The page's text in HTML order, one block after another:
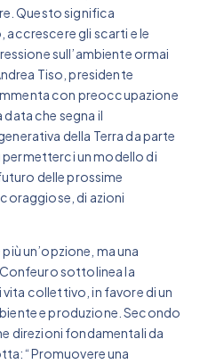
Questo significa
gli scarti e le
sull’ambiente ormai
Tiso, presidente
con preoccupazione
che segna il
della Terra da parte
permetterci un modello di
delle prossime
di azioni
un’opzione, ma una
sottolinea la
vita collettivo, in favore di un
e produzione. Secondo
direzioni fondamentali da
“Promuovere una